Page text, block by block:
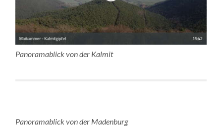
Panoramablick von der Kalmit
Panoramablick von der Madenburg